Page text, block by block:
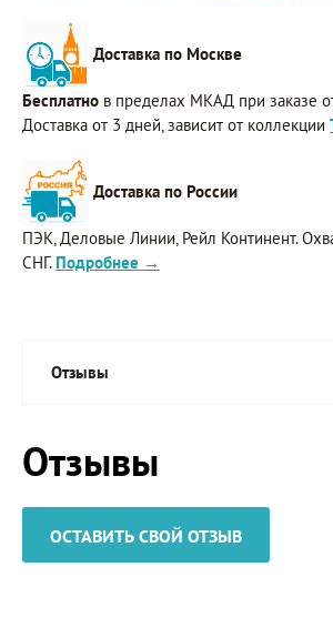
Доставка по Москве
Бесплатно в пределах МКАД при заказе
Доставка от 3 дней, зависит от коллекции
Доставка по России
ПЭК, Деловые Линии, Рейл Континент.
СНГ. Подробнее →
Отзывы
Отзывы
ОСТАВИТЬ СВОЙ ОТЗЫВ